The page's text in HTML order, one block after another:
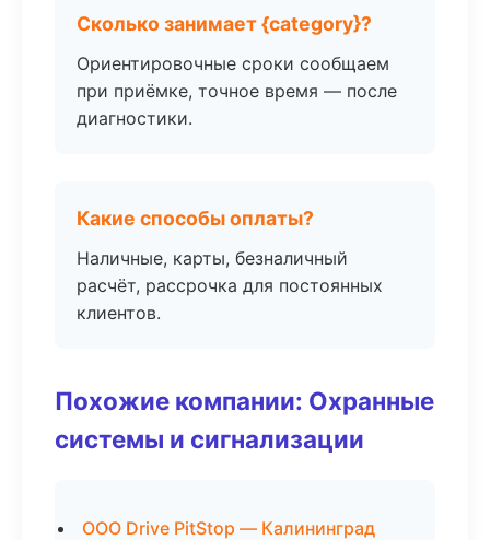
Сколько занимает {category}?
Ориентировочные сроки сообщаем
при приёмке, точное время — после
диагностики.
Какие способы оплаты?
Наличные, карты, безналичный
расчёт, рассрочка для постоянных
клиентов.
Похожие компании: Охранные
системы и сигнализации
ООО Drive PitStop — Калининград